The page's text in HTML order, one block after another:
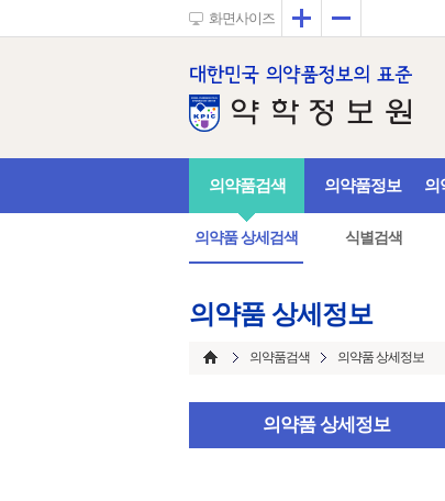
화면사이즈 확대
의약품검색
의약품 상세검색 식별검색
의약품정보 의
의약품 상세정보
의약품검색 의약품 상세정보
의약품 상세정보